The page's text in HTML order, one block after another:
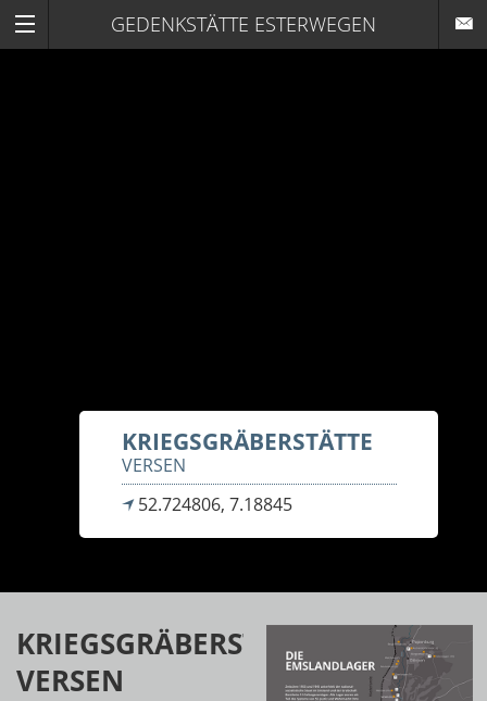
GEDENKSTÄTTE ESTERWEGEN
KRIEGSGRÄBERSTÄTTE
VERSEN
52.724806, 7.18845
KRIEGSGRÄBERSTÄTTE
VERSEN